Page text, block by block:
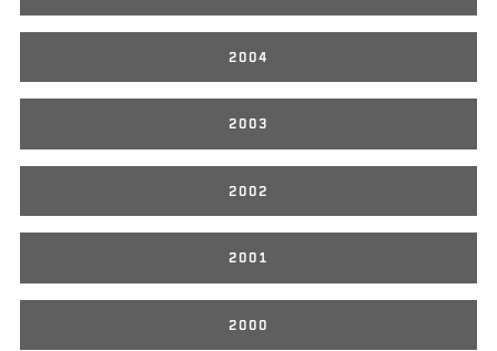
2004
2003
2002
2001
2000